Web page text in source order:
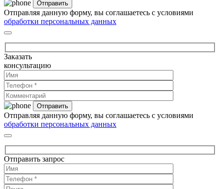
Отправляя данную форму, вы соглашаетесь с условиями
обработки персональных данных
Заказать
консультацию
Отправляя данную форму, вы соглашаетесь с условиями
обработки персональных данных
Отправить запрос